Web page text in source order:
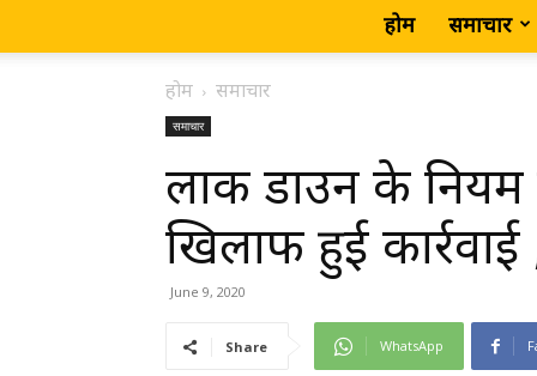
होम समाचार
होम समाचार
समाचार
लाक डाउन के
खिलाफ हुई कार्रवाई
June 9, 2020
Share WhatsApp